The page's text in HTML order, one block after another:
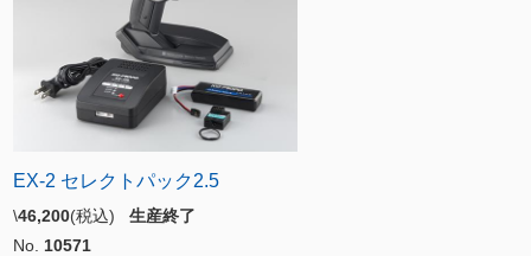
EX-2 セレクトパック2.5
\46,200(税込) 生産終了
No. 10571